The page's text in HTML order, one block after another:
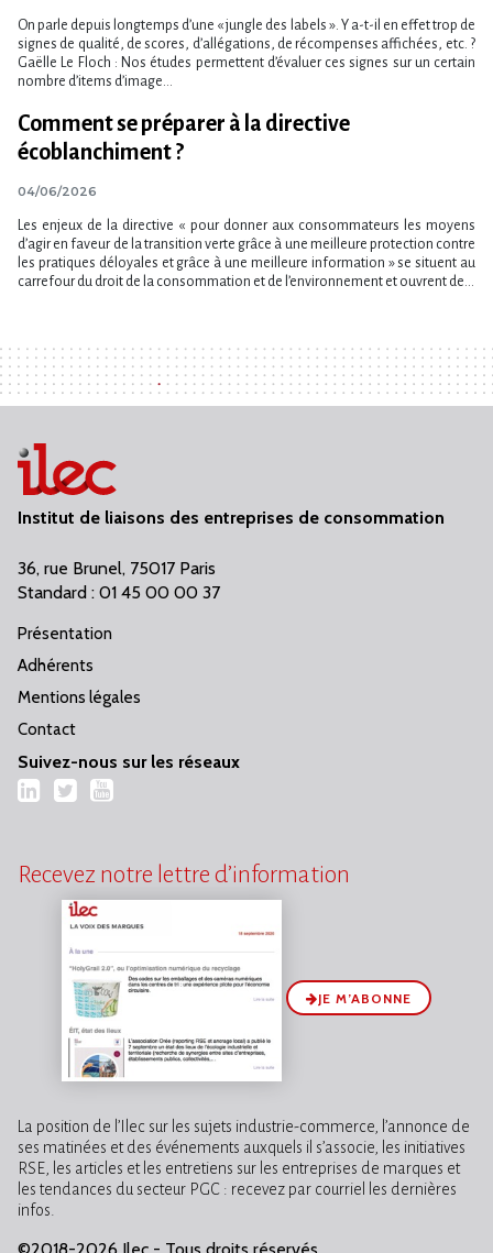
On parle depuis longtemps d’une « jungle des labels ». Y a-t-il en effet trop de
signes de qualité, de scores, d’allégations, de récompenses affichées, etc. ?
Gaëlle Le Floch : Nos études permettent d’évaluer ces signes sur un certain
nombre d’items d’image...
Comment se préparer à la directive
écoblanchiment ?
04/06/2026
Les enjeux de la directive « pour donner aux consommateurs les moyens
d’agir en faveur de la transition verte grâce à une meilleure protection contre
les pratiques déloyales et grâce à une meilleure information » se situent au
carrefour du droit de la consommation et de l’environnement et ouvrent de...
Institut de liaisons des entreprises de consommation
36, rue Brunel, 75017 Paris
Standard : 01 45 00 00 37
Présentation
Adhérents
Mentions légales
Contact
Suivez-nous sur les réseaux
LinkedIn
TwitterYouTube
Recevez notre lettre d’information
JE M’ABONNE
La position de l’Ilec sur les sujets industrie-commerce, l’annonce de
ses matinées et des événements auxquels il s’associe, les initiatives
RSE, les articles et les entretiens sur les entreprises de marques et
les tendances du secteur PGC : recevez par courriel les dernières
infos.
©2018-2026 Ilec - Tous droits réservés